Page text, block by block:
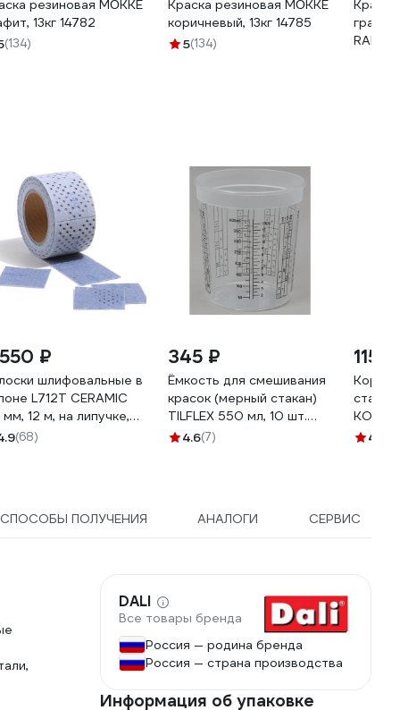
резиновая MÖKKE
13кг 14782
(134)
Краска резиновая MÖKKE
коричневый, 13кг 14785
5(134)
Краска
RAL
₽
шлифовальные в
L712T CERAMIC
12 м, на липучке,
с
(68)
345 ₽
Ёмкость для смешивания
красок (мерный стакан)
TILFLEX 550 мл, 10 шт.
TL37-550/10
4.6(7)
115 ₽
4.7
СПОСОБЫ ПОЛУЧЕНИЯ АНАЛОГИ СЕРВИС
DALI
Все товары бренда
Россия — родина бренда
Россия — страна производства
Информация об упаковке